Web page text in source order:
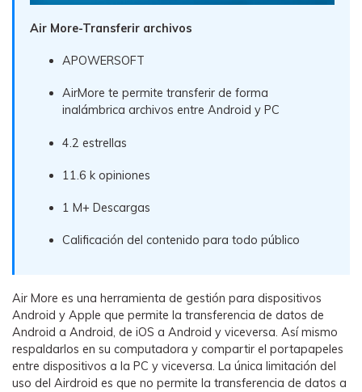
Air More-Transferir archivos
APOWERSOFT
AirMore te permite transferir de forma
inalámbrica archivos entre Android y PC
4.2 estrellas
11.6 k opiniones
1 M+ Descargas
Calificación del contenido para todo público
Air More es una herramienta de gestión para dispositivos
Android y Apple que permite la transferencia de datos de
Android a Android, de iOS a Android y viceversa. Así mismo
respaldarlos en su computadora y compartir el portapapeles
entre dispositivos a la PC y viceversa. La única limitación del
uso del Airdroid es que no permite la transferencia de datos a